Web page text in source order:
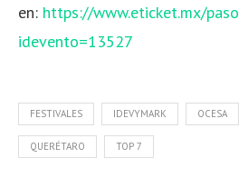
en: https://www.eticket.mx/
idevento=13527
FESTIVALES IDEVYMARK OCESA
QUERÉTARO TOP 7